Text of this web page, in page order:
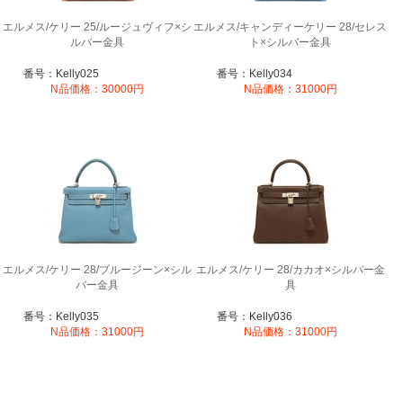
エルメス/ケリー 25/ルージュヴィフ×シ
ルバー金具
番号：Kelly025
N品価格：30000円
エルメス/キャンディーケリー 28/セレス
ト×シルバー金具
番号：Kelly034
N品価格：31000円
エルメス/ケリー 28/ブルージーン×シル
バー金具
番号：Kelly035
N品価格：31000円
エルメス/ケリー 28/カカオ×シルバー金
具
番号：Kelly036
N品価格：31000円